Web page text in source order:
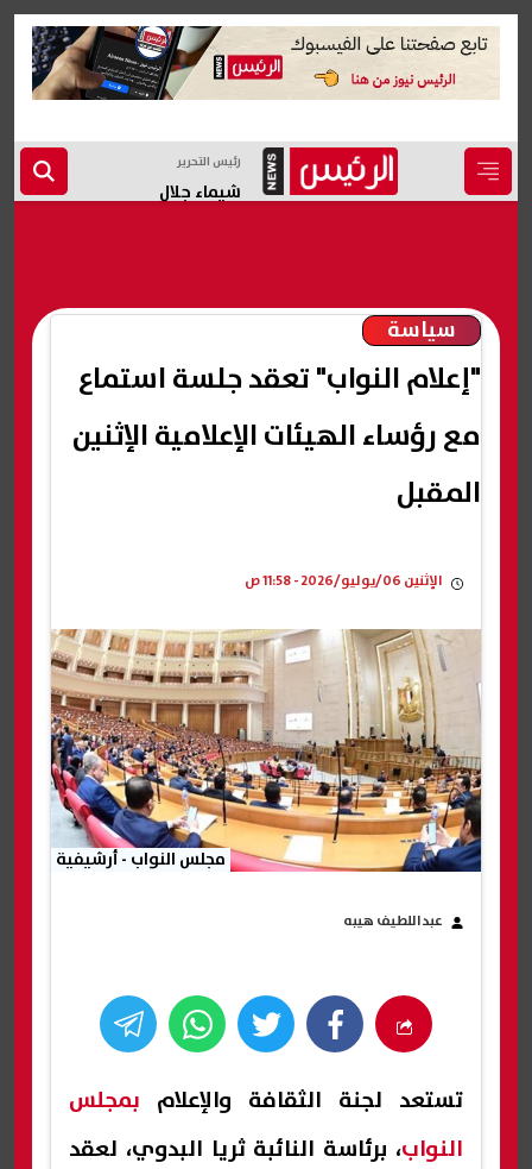
رئيس التحرير
شيماء جلال
سياسة
"إعلام النواب" تعقد جلسة استماع
مع رؤساء الهيئات الإعلامية الإثنين
المقبل
الإثنين 06/يوليو/2026 - 11:58 ص
مجلس النواب - أرشيفية
عبداللطيف هيبه
تستعد لجنة الثقافة والإعلام بمجلس
النواب، برئاسة النائبة ثريا البدوي، لعقد